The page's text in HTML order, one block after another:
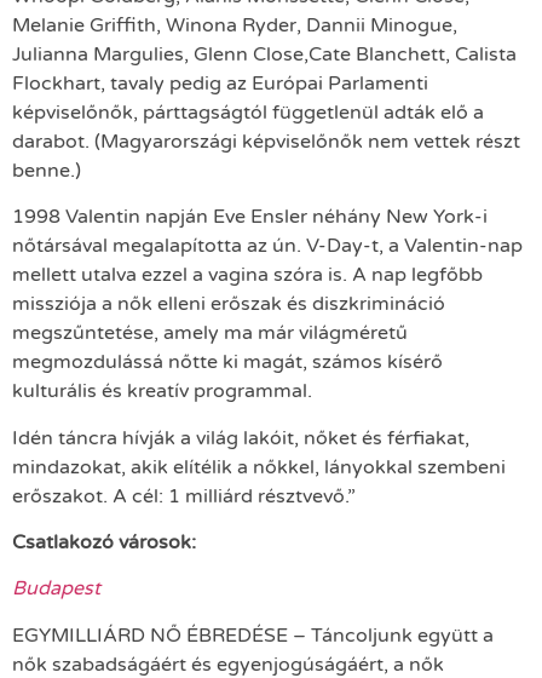
Melanie Griffith, Winona Ryder, Dannii Minogue,
Julianna Margulies, Glenn Close,Cate Blanchett, Calista
Flockhart, tavaly pedig az Európai Parlamenti
képviselőnők, párttagságtól függetlenül adták elő a
darabot. (Magyarországi képviselőnők nem vettek részt
benne.)
1998 Valentin napján Eve Ensler néhány New York-i
nőtársával megalapította az ún. V-Day-t, a Valentin-nap
mellett utalva ezzel a vagina szóra is. A nap legfőbb
missziója a nők elleni erőszak és diszkrimináció
megszűntetése, amely ma már világméretű
megmozdulássá nőtte ki magát, számos kísérő
kulturális és kreatív programmal.
Idén táncra hívják a világ lakóit, nőket és férfiakat,
mindazokat, akik elítélik a nőkkel, lányokkal szembeni
erőszakot. A cél: 1 milliárd résztvevő.”
Csatlakozó városok:
Budapest
EGYMILLIÁRD NŐ ÉBREDÉSE – Táncoljunk együtt a
nők szabadságáért és egyenjogúságáért, a nők